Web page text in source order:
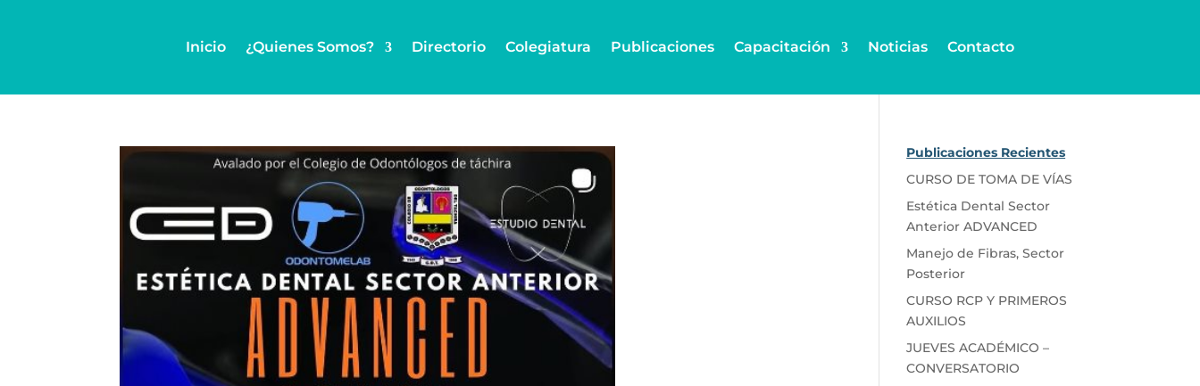
Inicio ¿Quienes Somos? Directorio Colegiatura Publicaciones Capacitación Noticias Contacto
Publicaciones Recientes
CURSO DE TOMA DE VÍAS
Estética Dental Sector
Anterior ADVANCED
Manejo de Fibras, Sector
Posterior
CURSO RCP Y PRIMEROS
AUXILIOS
JUEVES ACADÉMICO –
CONVERSATORIO